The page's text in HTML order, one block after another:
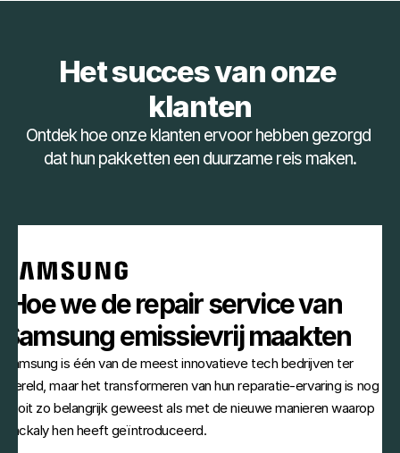
Het succes van onze
klanten
Ontdek hoe onze klanten ervoor hebben gezorgd
dat hun pakketten een duurzame reis maken.
Samsung emissievrij maakten
Samsung is één van de meest innovatieve tech bedrijven ter
wereld, maar het transformeren van hun reparatie-ervaring is nog
nooit zo belangrijk geweest als met de nieuwe manieren waarop
Packaly hen heeft geïntroduceerd.